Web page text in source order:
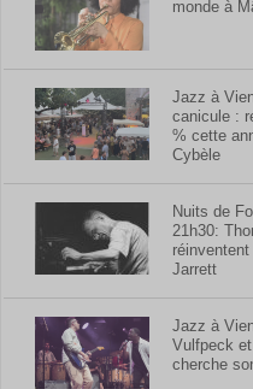
monde à
Jazz à
canicule :
% cette
Cybèle
Nuits de
21h30:
Jarrett
Jazz à
Vulfpeck
cherche